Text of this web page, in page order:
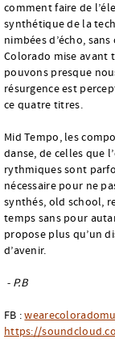
comment faire de
synthétique de la
nimbées d’écho,
Colorado mise avant
pouvons presque
résurgence est
ce quatre titres.
Mid Tempo, les
danse, de celles que
rythmiques sont
nécessaire pour ne
synthés, old school,
temps sans pour
propose plus qu’un
d’avenir.
- P.B
FB :
https://